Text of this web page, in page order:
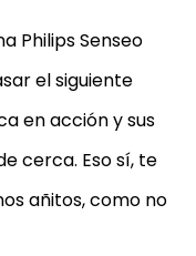
Philips Senseo
el siguiente
en acción y sus
cerca. Eso sí, te
añitos, como no